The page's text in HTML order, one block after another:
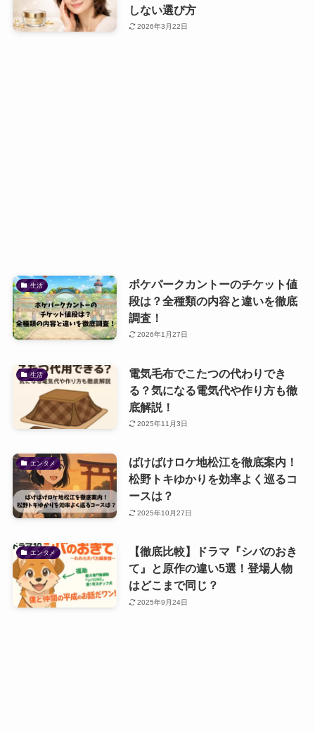
しない選び方
2026年3月22日
生活
ポケパークカントーのチケット値
段は？全種類の内容と違いを徹底
調査！
2026年1月27日
生活
電気毛布でこたつの代わりでき
る？気になる電気代や作り方も徹
底解説！
2025年11月3日
エンタメ
ばけばけロケ地松江を徹底案内！
松野トキゆかりを効率よく巡るコ
ースは？
2025年10月27日
エンタメ
【徹底比較】ドラマ『シバのおき
て』と原作の違い5選！登場人物
はどこまで同じ？
2025年9月24日